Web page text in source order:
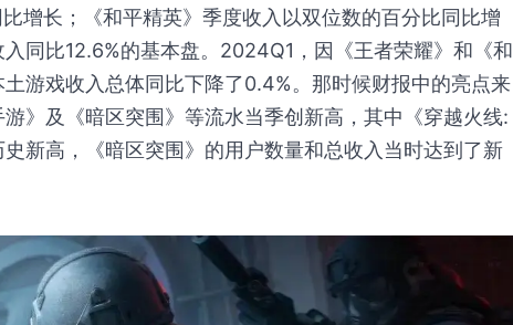
增长；《和平精英》季度收入以双位数的百分比同比增
同比12.6%的基本盘。2024Q1，因《王者荣耀》和《和
游戏收入总体同比下降了0.4%。那时候财报中的亮点来
》及《暗区突围》等流水当季创新高，其中《穿越火线:
新高，《暗区突围》的用户数量和总收入当时达到了新